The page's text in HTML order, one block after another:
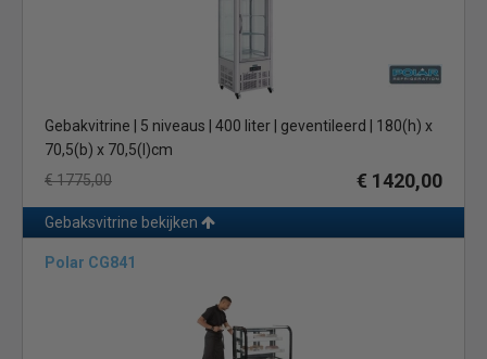
Gebakvitrine | 5 niveaus | 400 liter | geventileerd | 180(h) x
70,5(b) x 70,5(l)cm
€ 1775,00
€ 1420,00
Gebaksvitrine bekijken
Polar CG841